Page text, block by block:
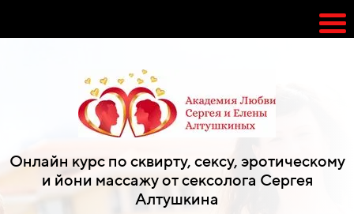
Онлайн курс по сквирту, сексу, эротическому
и йони массажу от сексолога Сергея
Алтушкина